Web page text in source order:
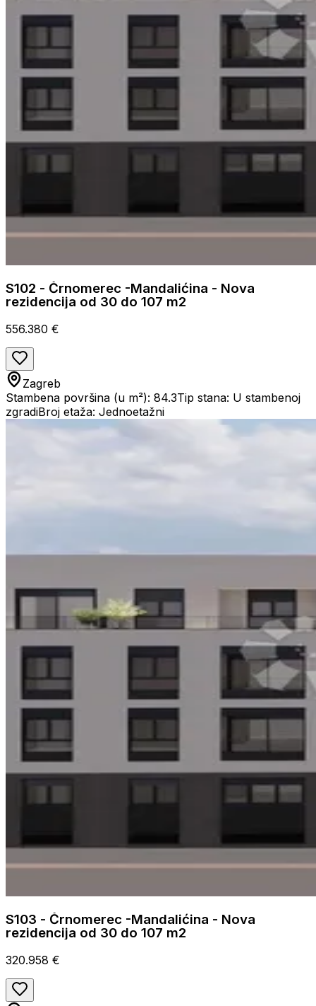
S102 - Črnomerec -Mandalićina - Nova
rezidencija od 30 do 107 m2
556.380 €
Zagreb
Stambena površina (u m²): 84.3Tip stana: U stambenoj
zgradiBroj etaža: Jednoetažni
S103 - Črnomerec -Mandalićina - Nova
rezidencija od 30 do 107 m2
320.958 €